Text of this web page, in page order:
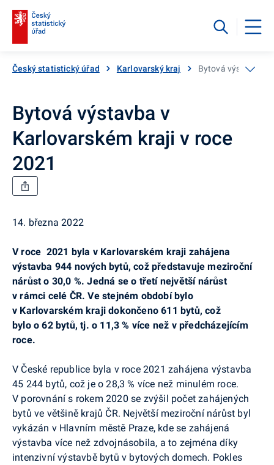
Český statistický úřad Karlovarský kraj Bytová výstavba v
Bytová výstavba v
Karlovarském kraji v roce
2021
14. března 2022
V roce 2021 byla v Karlovarském kraji zahájena
výstavba 944 nových bytů, což představuje meziroční
nárůst o 30,0 %. Jedná se o třetí největší nárůst
v rámci celé ČR. Ve stejném období bylo
v Karlovarském kraji dokončeno 611 bytů, což
bylo o 62 bytů, tj. o 11,3 % více než v předcházejícím
roce.
V České republice byla v roce 2021 zahájena výstavba
45 244 bytů, což je o 28,3 % více než minulém roce.
V porovnání s rokem 2020 se zvýšil počet zahájených
bytů ve většině krajů ČR. Největší meziroční nárůst byl
vykázán v Hlavním městě Praze, kde se zahájená
výstavba více než zdvojnásobila, a to zejména díky
intenzivní výstavbě bytů v bytových domech. Pokles